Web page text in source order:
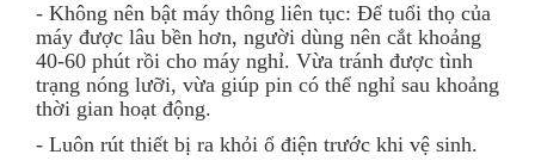
- Không nên bật máy thông liên tục: Để tuổi thọ của
máy được lâu bền hơn, người dùng nên cắt khoảng
40-60 phút rồi cho máy nghỉ. Vừa tránh được tình
trạng nóng lưỡi, vừa giúp pin có thể nghỉ sau khoảng
thời gian hoạt động.
- Luôn rút thiết bị ra khỏi ổ điện trước khi vệ sinh.